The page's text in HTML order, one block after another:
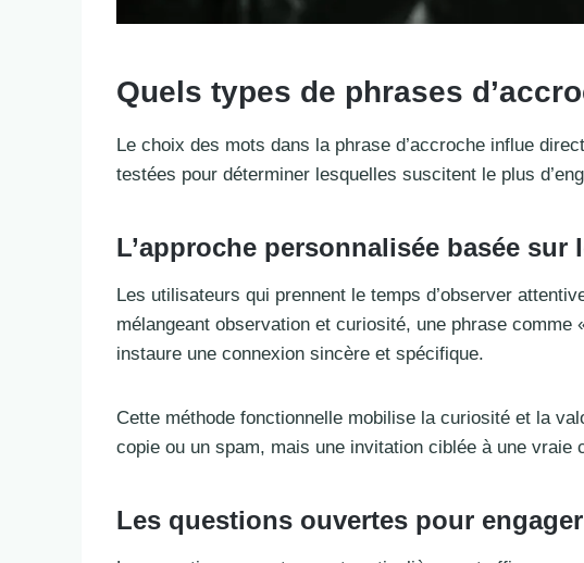
Quels types de phrases
Le choix des mots dans la phrase d’accroche influe
testées pour déterminer lesquelles suscitent le plus
L’approche personnalisée basée sur
Les utilisateurs qui prennent le temps d’observer
mélangeant observation et curiosité, une phrase
instaure une connexion sincère et spécifique.
Cette méthode fonctionnelle mobilise la curiosité et la
copie ou un spam, mais une invitation ciblée à une vraie
Les questions ouvertes pour